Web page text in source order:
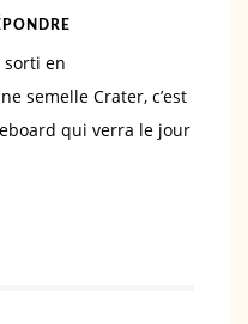
en
semelle Crater, c’est
qui verra le jour